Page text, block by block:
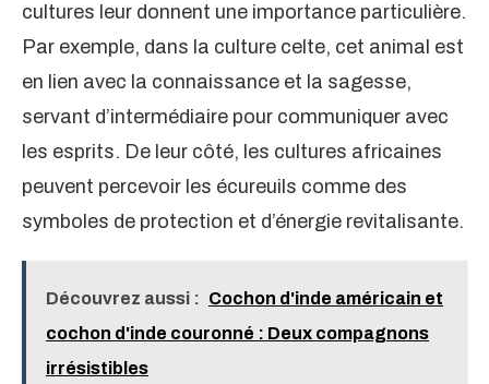
cultures leur donnent une importance particulière.
Par exemple, dans la culture celte, cet animal est
en lien avec la connaissance et la sagesse,
servant d’intermédiaire pour communiquer avec
les esprits. De leur côté, les cultures africaines
peuvent percevoir les écureuils comme des
symboles de protection et d’énergie revitalisante.
Découvrez aussi : Cochon d'inde américain et
cochon d'inde couronné : Deux compagnons
irrésistibles